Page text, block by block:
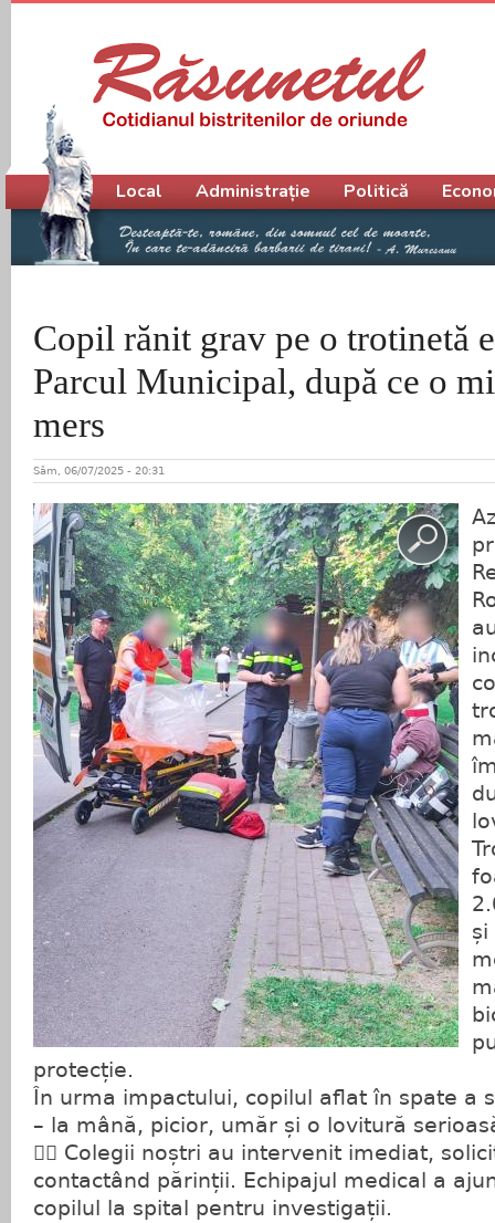
Copil rănit grav pe o trotinetă
Parcul Municipal, după ce o
mers
Sâm, 06/07/2025 - 20:31
și
protecție.
În urma impactului, copilul aflat în spate a
– la mână, picior, umăr și o lovitură
👮‍♂️ Colegii noștri au intervenit imediat,
contactând părinții. Echipajul medical a
copilul la spital pentru investigații.
Meniu principal
Local Administrație Politică